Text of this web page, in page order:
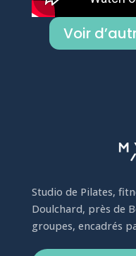
Voir
Studio de Pilates,
Doulchard, près de
groupes, encadrés